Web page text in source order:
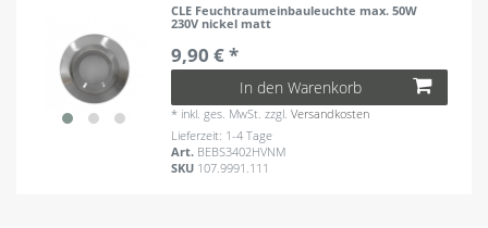
CLE Feuchtraumeinbauleuchte max. 50W
230V nickel matt
9,90 € *
In den Warenkorb
* inkl. ges. MwSt. zzgl.Versandkosten
Lieferzeit: 1-4 Tage
Art. BEBS3402HVNM
SKU 107.9991.111